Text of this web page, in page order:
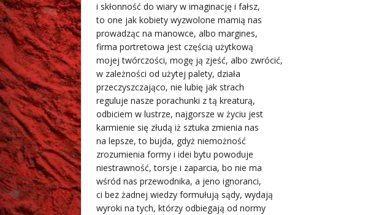
i skłonność do wiary w imaginację i fałsz,
to one jak kobiety wyzwolone mamią nas
prowadząc na manowce, albo margines,
firma portretowa jest częścią użytkową
mojej twórczości, mogę ją zjeść, albo zwrócić,
w zależności od użytej palety, działa
przeczyszczająco, nie lubię jak strach
reguluje nasze porachunki z tą kreaturą,
odbiciem w lustrze, najgorsze w życiu jest
karmienie się złudą iż sztuka zmienia nas
na lepsze, to bujda, gdyż niemożność
zrozumienia formy i idei bytu powoduje
niestrawność, torsje i zaparcia, bo nie ma
wśród nas przewodnika, a jeno ignoranci,
ci bez żadnej wiedzy formułują sądy, wydają
wyroki na tych, którzy odbiegają od normy